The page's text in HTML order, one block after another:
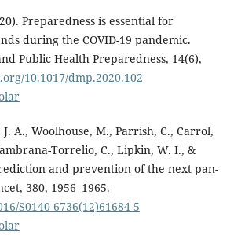
Preparedness is essential for
during the COVID-19 pandemic.
Public Health Preparedness, 14(6),
10.1017/dmp.2020.102
J. A., Woolhouse, M., Parrish, C., Carrol,
Torrelio, C., Lipkin, W. I., &
and prevention of the next pan-
380, 1956–1965.
S0140-6736(12)61684-5